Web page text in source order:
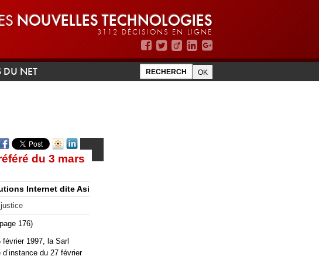
NOUVELLES TECHNOLOGIES
3112 DÉCISIONS EN LIGNE
DU NET
du 3 mars
Internet dite Asi
176)
1997, la Sarl
du 27 février